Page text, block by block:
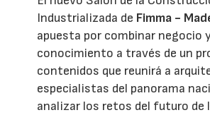
Industrializada de Fimma -
apuesta por combinar negocio
conocimiento a través de un
contenidos que reunirá a
especialistas del panorama
analizar los retos del futuro de